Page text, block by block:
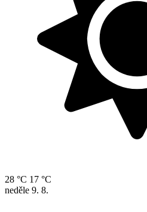
28 °C 17 °C
neděle 9. 8.